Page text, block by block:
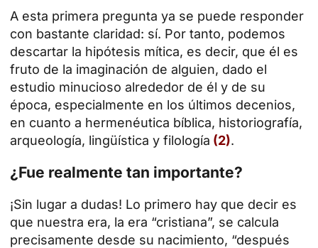
A esta primera pregunta ya se puede responder
con bastante claridad: sí. Por tanto, podemos
descartar la hipótesis mítica, es decir, que él es
fruto de la imaginación de alguien, dado el
estudio minucioso alrededor de él y de su
época, especialmente en los últimos decenios,
en cuanto a hermenéutica bíblica, historiografía,
arqueología, lingüística y filología (2).
¿Fue realmente tan importante?
¡Sin lugar a dudas! Lo primero hay que decir es
que nuestra era, la era “cristiana”, se calcula
precisamente desde su nacimiento, “después